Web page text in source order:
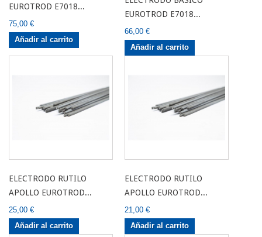
EUROTROD E7018...
75,00 €
Añadir al carrito
EUROTROD E7018...
66,00 €
Añadir al carrito
ELECTRODO RUTILO
APOLLO EUROTROD...
25,00 €
Añadir al carrito
ELECTRODO RUTILO
APOLLO EUROTROD...
21,00 €
Añadir al carrito